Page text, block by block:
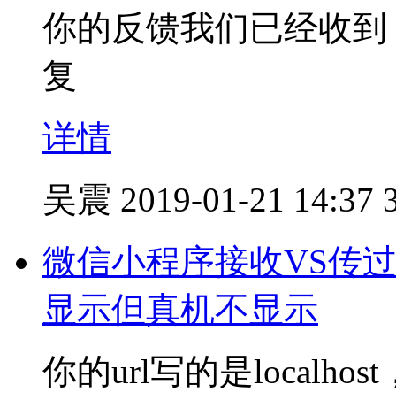
你的反馈我们已经收
复
详情
吴震 2019-01-21 14:37
微信小程序接收VS传
显示但真机不显示
你的url写的是localhost